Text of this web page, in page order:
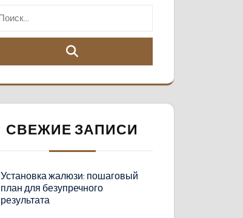
СВЕЖИЕ ЗАПИСИ
Установка жалюзи: пошаговый
план для безупречного
результата